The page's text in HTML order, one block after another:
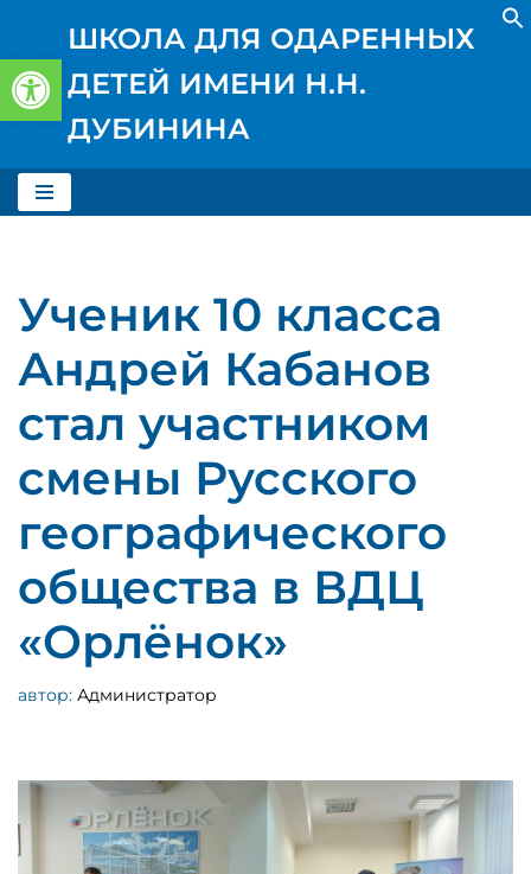
Открыть панель инструментов
Перейти
к
содержимому
ШКОЛА ДЛЯ ОДАРЕННЫХ
ДЕТЕЙ ИМЕНИ Н.Н.
ДУБИНИНА
Ученик 10 класса
Андрей Кабанов
стал участником
смены Русского
географического
общества в ВДЦ
«Орлёнок»
автор: Администратор